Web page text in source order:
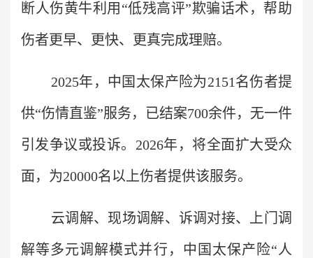
断人伤黄牛利用“低残高评”欺骗话术，帮助
伤者更早、更快、更真完成理赔。
2025年，中国太保产险为2151名伤者提
供“伤情直鉴”服务，已结案700余件，无一件
引发争议或投诉。2026年，将全面扩大受众
面，为20000名以上伤者提供该服务。
云调解、现场调解、诉调对接、上门调
解等多元调解模式并行，中国太保产险“人